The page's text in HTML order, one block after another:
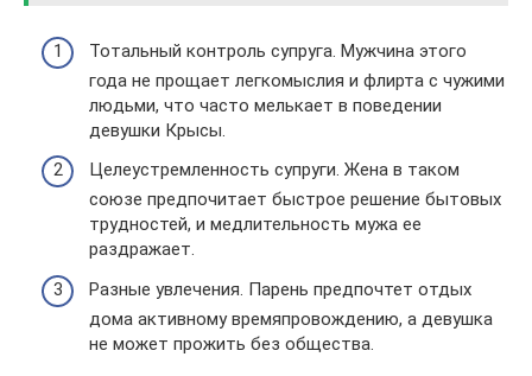
Тотальный контроль супруга. Мужчина этого
года не прощает легкомыслия и флирта с чужими
людьми, что часто мелькает в поведении
девушки Крысы.
Целеустремленность супруги. Жена в таком
союзе предпочитает быстрое решение бытовых
трудностей, и медлительность мужа ее
раздражает.
Разные увлечения. Парень предпочтет отдых
дома активному времяпровождению, а девушка
не может прожить без общества.